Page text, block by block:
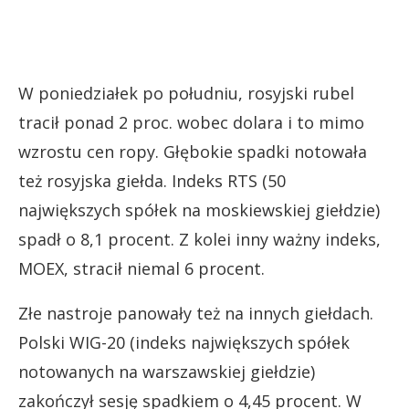
W poniedziałek po południu, rosyjski rubel
tracił ponad 2 proc. wobec dolara i to mimo
wzrostu cen ropy. Głębokie spadki notowała
też rosyjska giełda. Indeks RTS (50
największych spółek na moskiewskiej giełdzie)
spadł o 8,1 procent. Z kolei inny ważny indeks,
MOEX, stracił niemal 6 procent.
Złe nastroje panowały też na innych giełdach.
Polski WIG-20 (indeks największych spółek
notowanych na warszawskiej giełdzie)
zakończył sesję spadkiem o 4,45 procent. W